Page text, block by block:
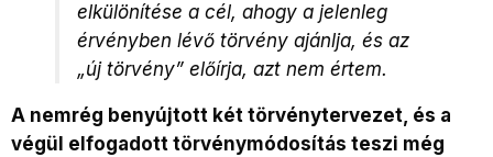
elkülönítése a cél, ahogy a jelenleg
érvényben lévő törvény ajánlja, és az
„új törvény” előírja, azt nem értem.
A nemrég benyújtott két törvénytervezet, és a
végül elfogadott törvénymódosítás teszi még